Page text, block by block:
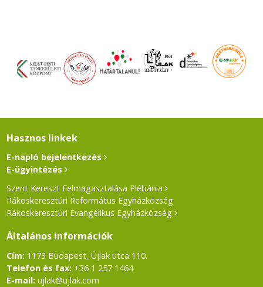
Hasznos linkek
E-napló bejelentkezés
E-ügyintézés
Szent Kereszt Felmagasztalása Plébánia
Rákoskeresztúri Református Egyházközség
Rákoskeresztúri Evangélikus Egyházközség
Általános információk
Cím: 1173 Budapest, Újlak utca 110.
Telefon és fax: +36 1 257 1464
E-mail: ujlak@ujlak.com